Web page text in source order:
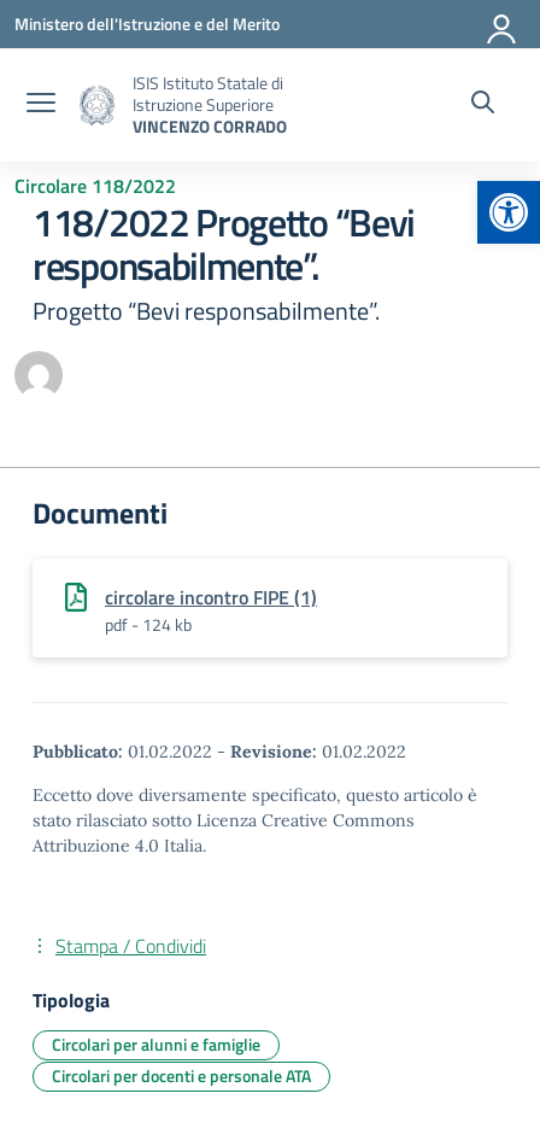
Vai ai contenuti
Vai al menu di navigazione
Vai al footer
Ministero dell'Istruzione e del Merito
ISIS Istituto Statale di
Istruzione Superiore
VINCENZO CORRADO
Circolare 118/2022
118/2022 Progetto “Bevi
responsabilmente”.
Progetto “Bevi responsabilmente”.
Documenti
circolare incontro FIPE (1)
pdf - 124 kb
Pubblicato: 01.02.2022 - Revisione: 01.02.2022
Eccetto dove diversamente specificato, questo articolo è
stato rilasciato sotto Licenza Creative Commons
Attribuzione 4.0 Italia.
Stampa / Condividi
Tipologia
Circolari per alunni e famiglie
Circolari per docenti e personale ATA